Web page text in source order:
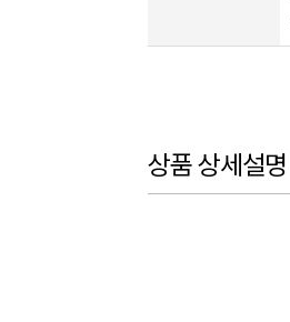
상품 상세설명